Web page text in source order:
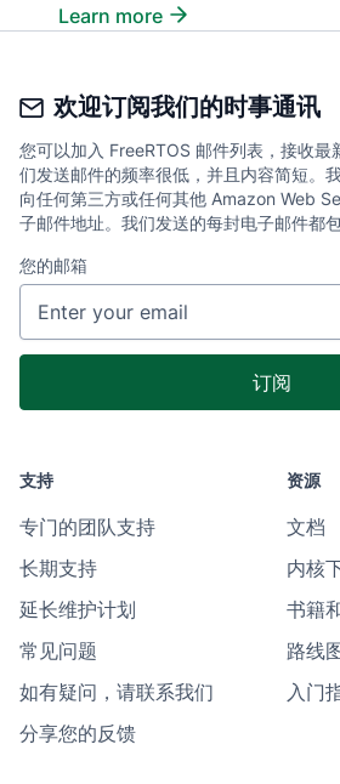
Learn more
欢迎订阅我们的时事通讯
您可以加入 FreeRTOS 邮件列表，接收最
们发送邮件的频率很低，并且内容简短。
向任何第三方或任何其他 Amazon Web
子邮件地址。我们发送的每封电子邮件都
您的邮箱
支持
专门的团队支持
长期支持
延长维护计划
常见问题
如有疑问，请联系我们
分享您的反馈
资源
文档
内核
书籍
路线
入门